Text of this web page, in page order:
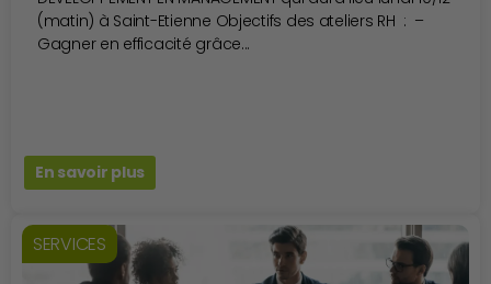
(matin) à Saint-Etienne Objectifs des ateliers RH : –
Gagner en efficacité grâce...
En savoir plus
SERVICES